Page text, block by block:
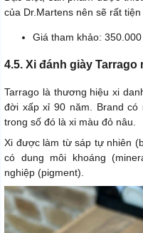
của Dr.Martens nên sẽ rất
Giá tham khảo:
4.5. Xi đánh giày Tarrago
Tarrago là thương hiệu xi
đời xấp xỉ 90 năm. Brand có
trong số đó là xi màu đỏ nâu.
Xi được làm từ sáp tự nhiên
có dung môi khoáng
nghiệp (pigment).